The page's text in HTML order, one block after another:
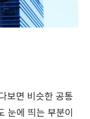
보면 비슷한 공통
눈에 띄는 부분이